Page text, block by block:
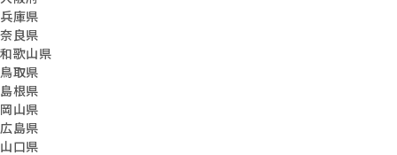
兵庫県
奈良県
和歌山県
鳥取県
島根県
岡山県
広島県
山口県